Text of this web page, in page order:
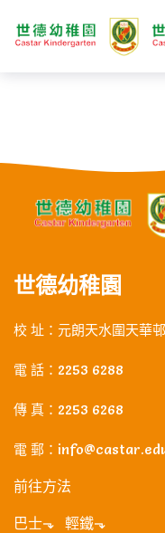
世德幼稚園
校 址：元朗天水圍天華
電 話：2253 6288
傳 真：2253 6268
電 郵：
前往方法
巴士⬎ 輕鐵⬎